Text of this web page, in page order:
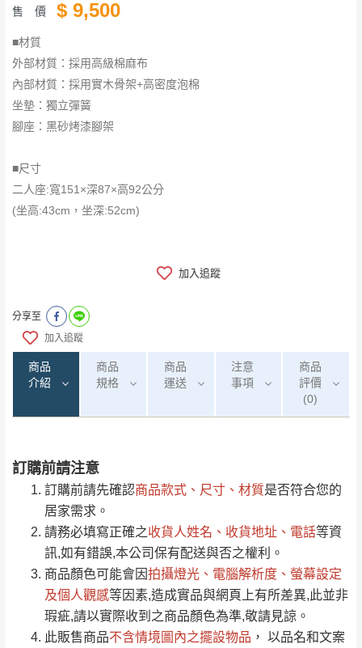
售 價 $ 9,500
■材質
外部材質：採用高級棉麻布
內部材質：採用實木骨架+高密度泡棉
​​​​​​​坐墊：獨立彈簧
腳座：黑砂烤漆腳架
■尺寸
二人座:寬151×深87×高92公分
(坐高:43cm，坐深:52cm)
加入追蹤
分享至
加入追蹤
商品
介紹
商品
規格
商品
運送
注意
事項
商品
評價
(0)
訂購前請注意
訂購前請先確認商品款式、尺寸、材質是否符合您的
居家需求。
請務必填寫正確之收貨人姓名、收貨地址、電話等資
訊,如有錯誤,本公司保有配送與否之權利。
商品顏色可能會因拍攝燈光、電腦解析度、螢幕設定
及個人觀感等因素,造成實品與網頁上有所差異,此並非
瑕疵,請以實際收到之商品顏色為準,敬請見諒。
此販售商品不含情境圖內之擺設物品 ， 以品名和文案
運 費 說 明
運送地區 運送費用
偏遠地區
（請先線上詢問 LINE
→@dershin ）
桃園 復興鄉
注意事項：
由於品項繁多，網頁無法及時更新，如有需
要購買商品，請於出發前來電或到「官方
Line客服」來信確認商品是否有「現貨」與
「金額」。
若商品價格或庫存有異常，商家有權取消訂
單。部分網路商品恕無法更改原設計或客製，敬請
見諒！
0/5 (0)筆
全部 依評論高至低排列
依評論低至高排列 只顯示附上圖片
只顯示附上評論